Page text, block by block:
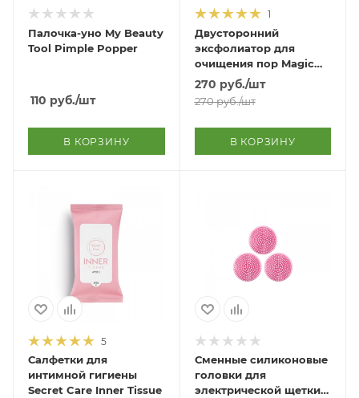
Палочка-уно My Beauty
Tool Pimple Popper
110 руб./шт
В КОРЗИНУ
1
Двусторонний
эксфолиатор для
очищения пор Magic
Tool Dual Sebum
Extractor
270 руб./шт
270руб./шт
В КОРЗИНУ
5
Салфетки для
интимной гигиены
Secret Care Inner Tissue
Сменные силиконовые
головки для
электрической щетки